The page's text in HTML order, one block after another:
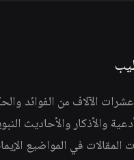
الآلاف من الفوائد
والأذكار والأحاديث
المقالات في المواضيع